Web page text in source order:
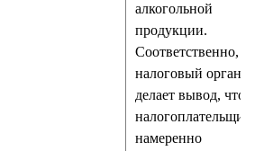
алкогольной
продукции.
Соответственно,
налоговый орган
делает вывод, что
налогоплательщик
намеренно